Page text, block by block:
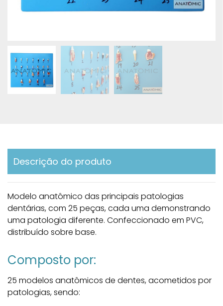
Descrição do produto
Modelo anatômico das principais patologias
dentárias, com 25 peças, cada uma demonstrando
uma patologia diferente. Confeccionado em PVC,
distribuído sobre base.
Composto por:
25 modelos anatômicos de dentes, acometidos por
patologias, sendo: